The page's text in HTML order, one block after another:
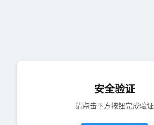
安全验证
请点击下方按钮完成验证